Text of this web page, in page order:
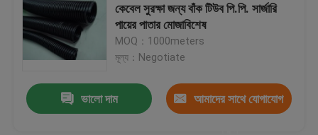
আমাদের সম্পর্কে
কারখানা ভ্রমণ
কেবেল সুরক্ষা জন্য বাঁক টিউব পি.পি. সার্জারি
পায়ের পাতার মোজাবিশেষ
MOQ：1000meters
মূল্য：Negotiate
ভালো দাম আমাদের সাথে যোগাযোগ